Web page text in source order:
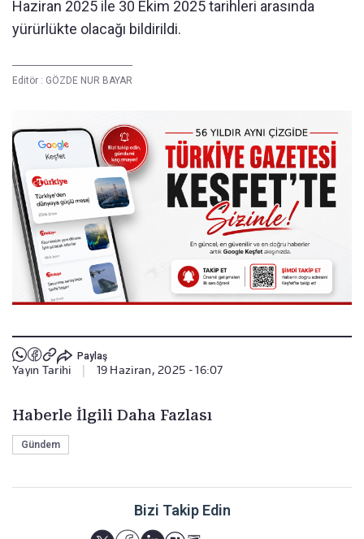
Haziran 2025 ile 30 Ekim 2025 tarihleri arasında
yürürlükte olacağı bildirildi.
Editör : GÖZDE NUR BAYAR
Paylaş
Yayın Tarihi 19 Haziran, 2025 - 16:07
Haberle İlgili Daha Fazlası
Gündem
Bizi Takip Edin